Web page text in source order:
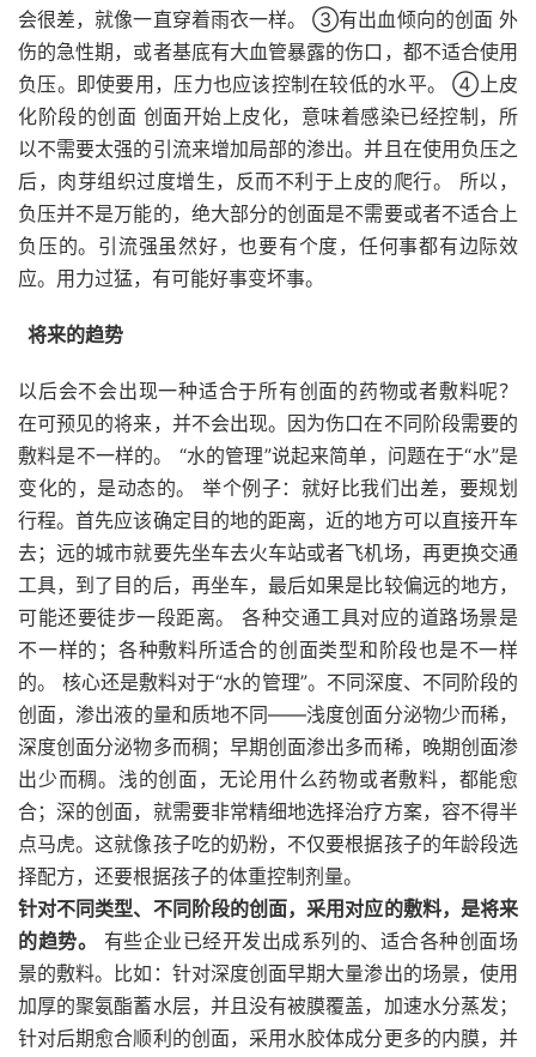
会很差，就像一直穿着雨衣一样。 ③有出血倾向的创面 外
伤的急性期，或者基底有大血管暴露的伤口，都不适合使用
负压。即使要用，压力也应该控制在较低的水平。 ④上皮
化阶段的创面 创面开始上皮化，意味着感染已经控制，所
以不需要太强的引流来增加局部的渗出。并且在使用负压之
后，肉芽组织过度增生，反而不利于上皮的爬行。 所以，
负压并不是万能的，绝大部分的创面是不需要或者不适合上
负压的。引流强虽然好，也要有个度，任何事都有边际效
应。用力过猛，有可能好事变坏事。
将来的趋势
以后会不会出现一种适合于所有创面的药物或者敷料呢？
在可预见的将来，并不会出现。因为伤口在不同阶段需要的
敷料是不一样的。 “水的管理”说起来简单，问题在于“水”是
变化的，是动态的。 举个例子：就好比我们出差，要规划
行程。首先应该确定目的地的距离，近的地方可以直接开车
去；远的城市就要先坐车去火车站或者飞机场，再更换交通
工具，到了目的后，再坐车，最后如果是比较偏远的地方，
可能还要徒步一段距离。 各种交通工具对应的道路场景是
不一样的；各种敷料所适合的创面类型和阶段也是不一样
的。 核心还是敷料对于“水的管理”。不同深度、不同阶段的
创面，渗出液的量和质地不同——浅度创面分泌物少而稀，
深度创面分泌物多而稠；早期创面渗出多而稀，晚期创面渗
出少而稠。浅的创面，无论用什么药物或者敷料，都能愈
合；深的创面，就需要非常精细地选择治疗方案，容不得半
点马虎。这就像孩子吃的奶粉，不仅要根据孩子的年龄段选
择配方，还要根据孩子的体重控制剂量。
针对不同类型、不同阶段的创面，采用对应的敷料，是将来
的趋势。
有些企业已经开发出成系列的、适合各种创面场
景的敷料。比如：针对深度创面早期大量渗出的场景，使用
加厚的聚氨酯蓄水层，并且没有被膜覆盖，加速水分蒸发；
针对后期愈合顺利的创面，采用水胶体成分更多的内膜，并